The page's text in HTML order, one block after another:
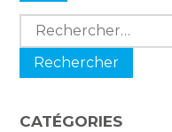
Rechercher :
CATÉGORIES